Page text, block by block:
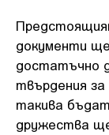
документи
достатъчно
твърдения
такива
дружества